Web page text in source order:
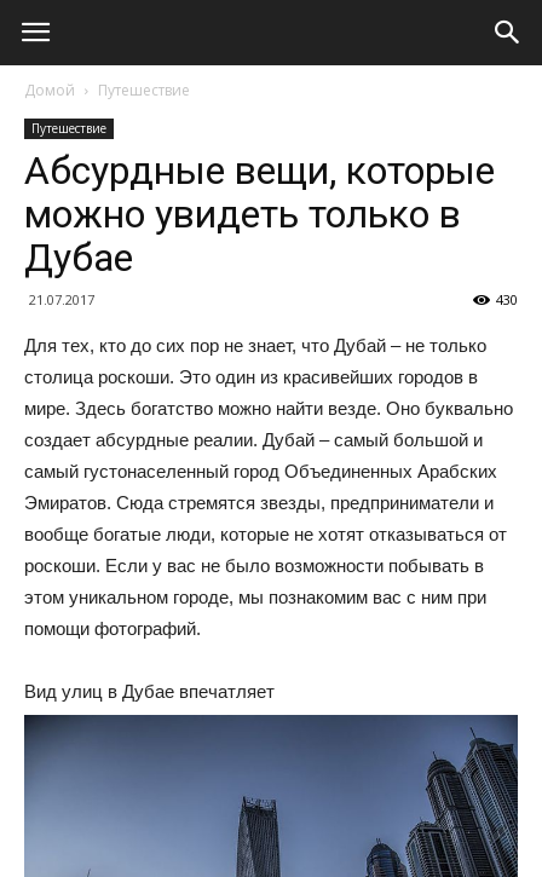
Домой Путешествие
Путешествие
Абсурдные вещи, которые
можно увидеть только в
Дубае
21.07.2017 430
Для тех, кто до сих пор не знает, что Дубай – не только
столица роскоши. Это один из красивейших городов в
мире. Здесь богатство можно найти везде. Оно буквально
создает абсурдные реалии. Дубай – самый большой и
самый густонаселенный город Объединенных Арабских
Эмиратов. Сюда стремятся звезды, предприниматели и
вообще богатые люди, которые не хотят отказываться от
роскоши. Если у вас не было возможности побывать в
этом уникальном городе, мы познакомим вас с ним при
помощи фотографий.
Вид улиц в Дубае впечатляет